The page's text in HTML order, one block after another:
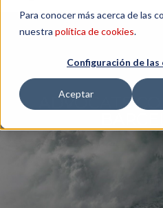
Para conocer más acerca de las
nuestra política de cookies.
Configuración de las
Aceptar
ADVOCATS